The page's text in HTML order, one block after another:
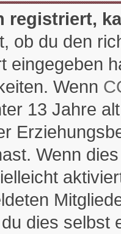
registriert,
ob du den
eingegeben
Wenn
13 Jahre
Wenn
dies selbst